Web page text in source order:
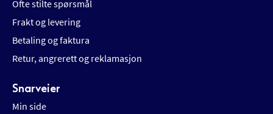
Ofte stilte spørsmål
Frakt og levering
Betaling og faktura
Retur, angrerett og reklamasjon
Snarveier
Min side